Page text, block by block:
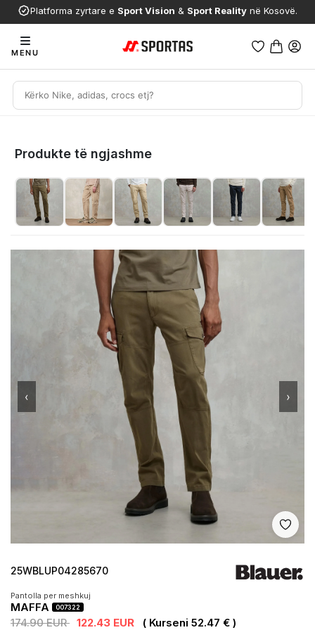
Platforma zyrtare e Sport Vision & Sport Reality në Kosovë.
MENU
Produkte të ngjashme
Shto
‹ ›
25WBLUP04285670
Pantolla per meshkuj
MAFFA 007322
174.90 EUR 122.43 EUR ( Kurseni 52.47 € )